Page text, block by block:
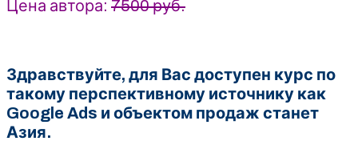
Цена автора: 7500 руб.
Здравствуйте, для Вас доступен курс по
такому перспективному источнику как
Google Ads и объектом продаж станет
Азия.